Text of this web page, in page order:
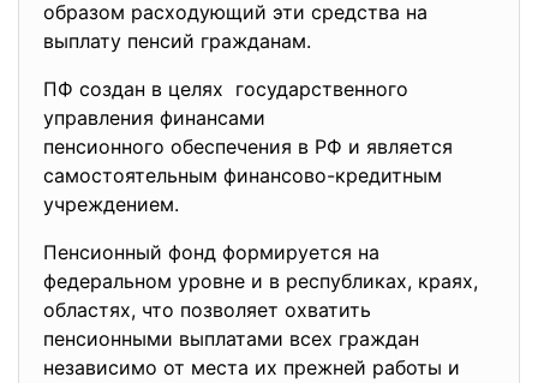
образом расходующий эти средства на
выплату пенсий гражданам.
ПФ создан в целях государственного
управления финансами
пенсионного обеспечения в РФ и является
самостоятельным финансово-кредитным
учреждением.
Пенсионный фонд формируется на
федеральном уровне и в республиках, краях,
областях, что позволяет охватить
пенсионными выплатами всех граждан
независимо от места их прежней работы и